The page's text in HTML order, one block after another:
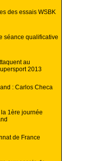
des essais WSBK
séance qualificative
au
2013
: Carlos Checa
1ère journée
de France